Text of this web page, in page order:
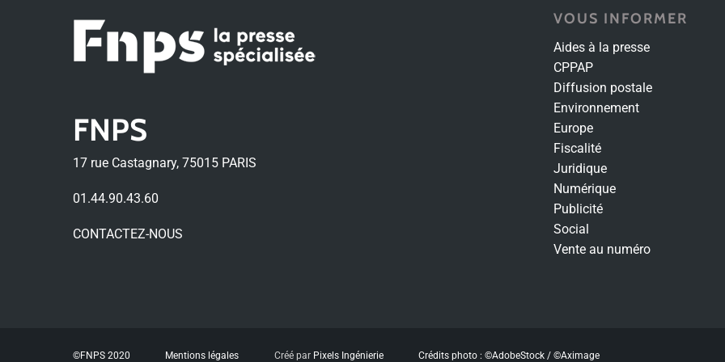
FNPS
17 rue Castagnary, 75015 PARIS
01.44.90.43.60
CONTACTEZ-NOUS
VOUS INFORMER
Aides à la presse
CPPAP
Diffusion postale
Environnement
Europe
Fiscalité
Juridique
Numérique
Publicité
Social
Vente au numéro
©FNPS 2020 Mentions légales Créé par Pixels Ingénierie Crédits photo : ©AdobeStock / ©Aximage